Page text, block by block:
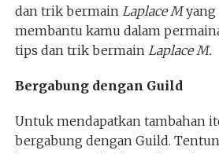
dan trik bermain Laplace Myang
membantu kamu dalam
tips dan trik bermain Laplace M.
Bergabung dengan Guild
Untuk mendapatkan tambahan
bergabung dengan Guild.